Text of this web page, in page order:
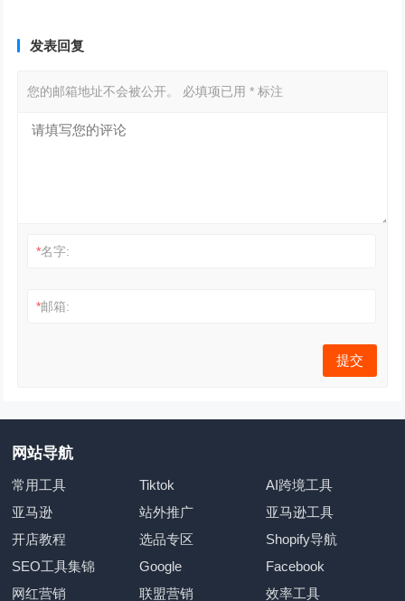
发表回复
您的邮箱地址不会被公开。 必填项已用* 标注
*名字:
*邮箱:
网站导航
常用工具 Tiktok
AI跨境工具
亚马逊
站外推广
亚马逊工具
开店教程
选品专区
Shopify导航
SEO工具集锦
Google
Facebook
网红营销
联盟营销
效率工具